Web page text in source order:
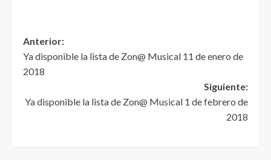
Anterior:
Ya disponible la lista de Zon@ Musical 11 de enero de
2018
Siguiente:
Ya disponible la lista de Zon@ Musical 1 de febrero de
2018